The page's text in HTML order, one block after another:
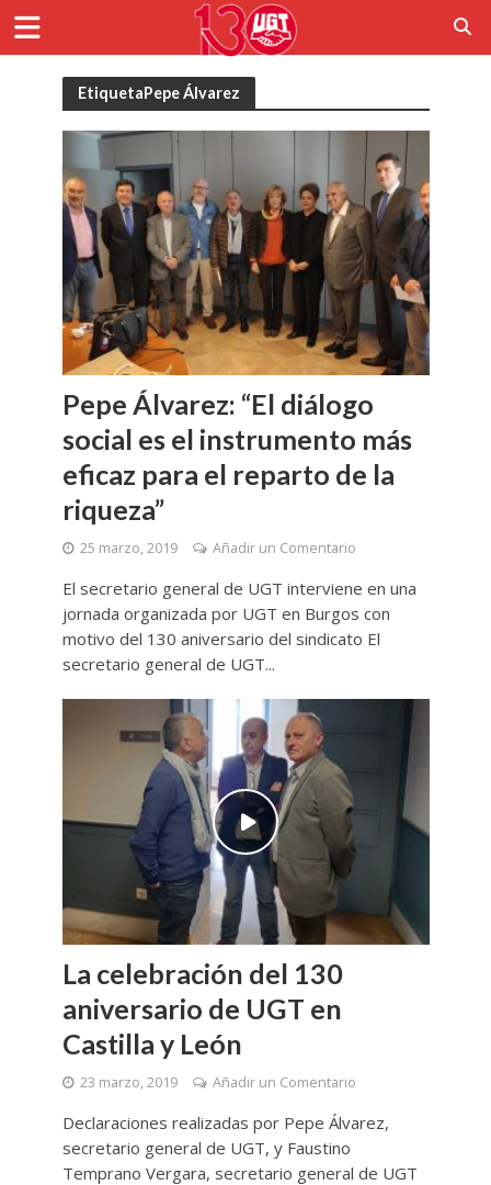
EtiquetaPepe Álvarez
Pepe Álvarez: “El diálogo
social es el instrumento más
eficaz para el reparto de la
riqueza”
25 marzo, 2019 Añadir un Comentario
El secretario general de UGT interviene en una
jornada organizada por UGT en Burgos con
motivo del 130 aniversario del sindicato El
secretario general de UGT...
La celebración del 130
aniversario de UGT en
Castilla y León
23 marzo, 2019 Añadir un Comentario
Declaraciones realizadas por Pepe Álvarez,
secretario general de UGT, y Faustino
Temprano Vergara, secretario general de UGT